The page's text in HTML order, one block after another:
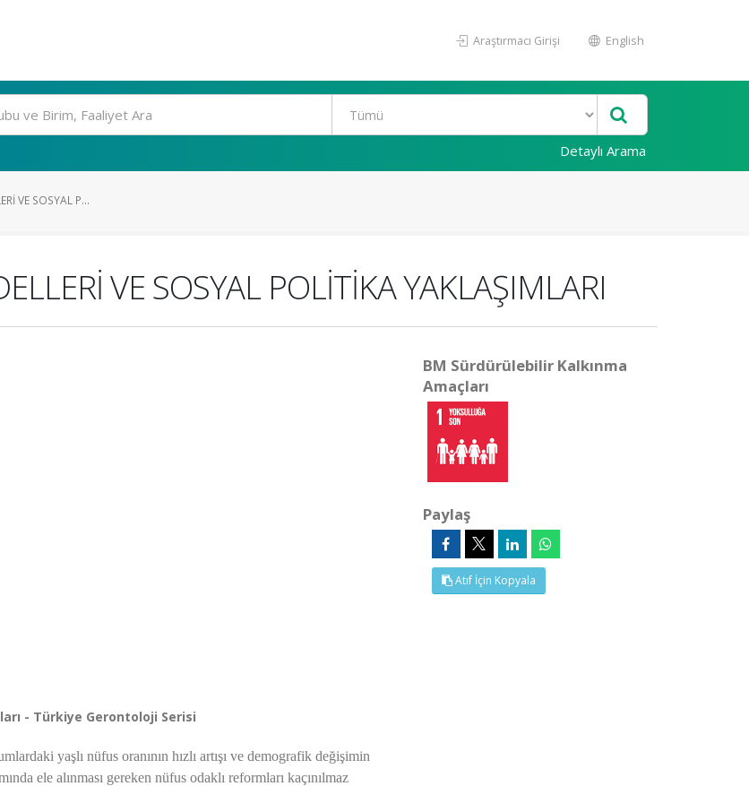
Araştırmacı Girişi English
Detaylı Arama
VE SOSYAL P...
VE SOSYAL POLİTİKA YAKLAŞIMLARI
- Türkiye Gerontoloji Serisi
yaşlı nüfus oranının hızlı artışı ve demografik değişimin
ele alınması gereken nüfus odaklı reformları kaçınılmaz
BM Sürdürülebilir Kalkınma
Amaçları
Paylaş
Atıf İçin Kopyala